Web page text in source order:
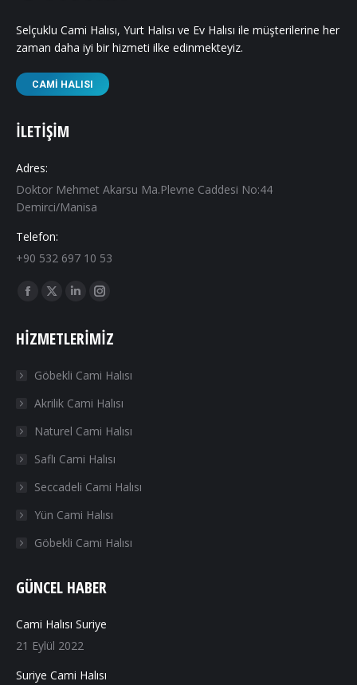
Selçuklu Cami Halısı, Yurt Halısı ve Ev Halısı ile müşterilerine her
zaman daha iyi bir hizmeti ilke edinmekteyiz.
CAMI HALISI
İLETIŞIM
Adres:
Doktor Mehmet Akarsu Ma.Plevne Caddesi No:44
Demirci/Manisa
Telefon:
+90 532 697 10 53
Find us on:
Facebook
opens
new
window
X
opens
new
window
Linkedin
opens
new
window
Instagram
opens
new
window
HIZMETLERIMIZ
Göbekli Cami Halısı
Akrilik Cami Halısı
Naturel Cami Halısı
Saflı Cami Halısı
Seccadeli Cami Halısı
Yün Cami Halısı
Göbekli Cami Halısı
GÜNCEL HABER
Cami Halısı Suriye
21 Eylül 2022
Suriye Cami Halısı